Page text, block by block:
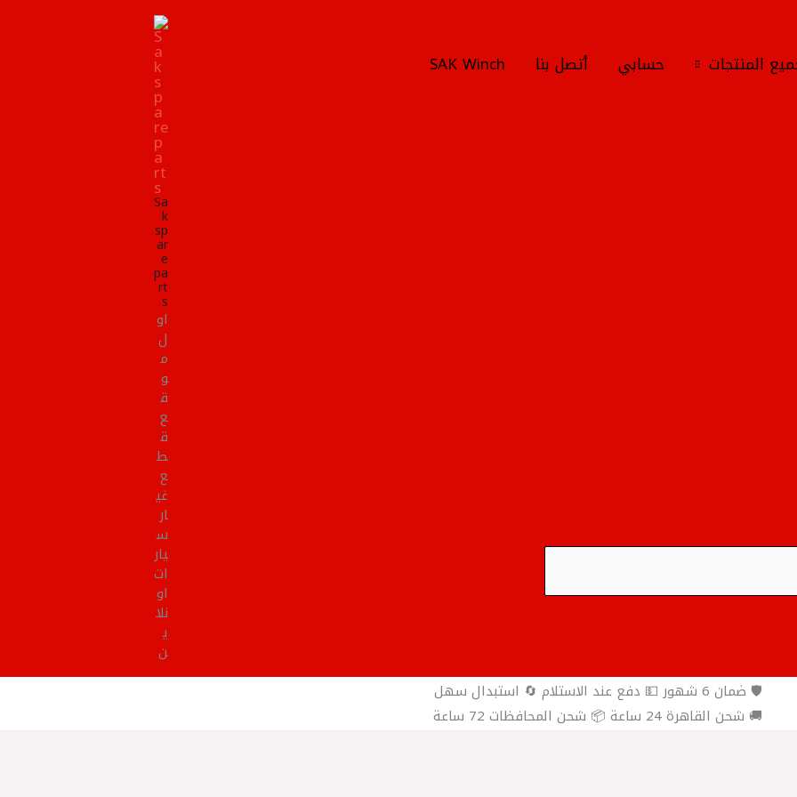
المنتجات حسابي أتصل بنا SAK Winch
Sa
k
sp
ar
e
pa
rt
s
او
ل
م
و
ق
ع
ق
ط
ع
غي
ار
س
يار
ات
او
نلا
ي
ن
🛡️ ضمان 6 شهور 💵 دفع عند الاستلام 🔄 استبدال سهل
🚚 شحن القاهرة 24 ساعة 📦 شحن المحافظات 72 ساعة